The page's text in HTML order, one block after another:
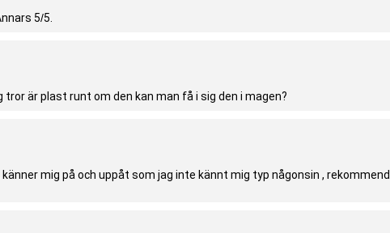
5/5.
är plast runt om den kan man få i sig den i magen?
mig på och uppåt som jag inte kännt mig typ någonsin ,